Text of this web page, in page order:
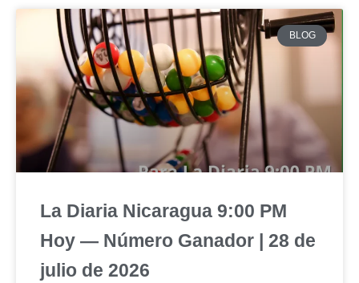
BLOG
La Diaria Nicaragua 9:00 PM
Hoy — Número Ganador | 28 de
julio de 2026